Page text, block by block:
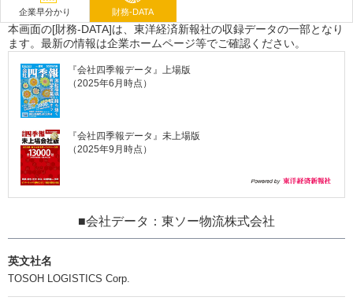
企業早分かり 財務-DATA
本画面の[財務-DATA]は、東洋経済新報社の収録データの一部となり
ます。最新の情報は企業ホームページ等でご確認ください。
『会社四季報データ』上場版
（2025年6月時点）
『会社四季報データ』未上場版
（2025年9月時点）
■会社データ：東ソー物流株式会社
英文社名
TOSOH LOGISTICS Corp.